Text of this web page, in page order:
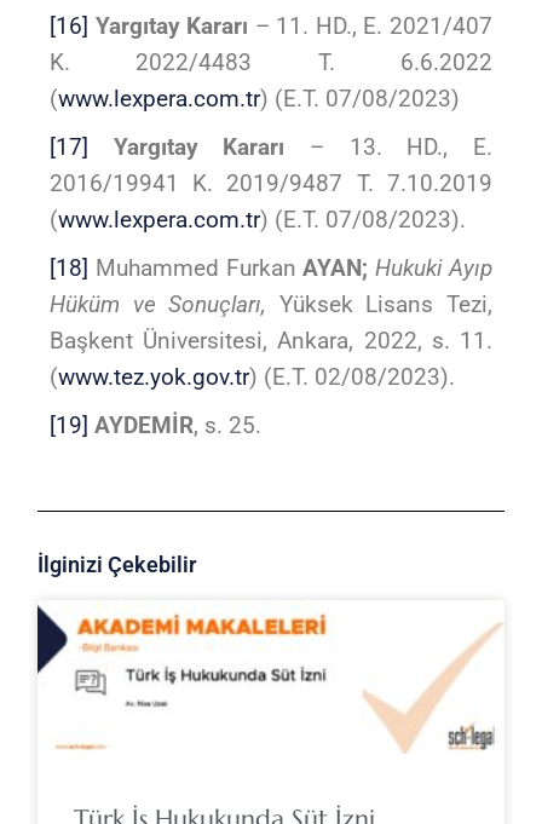
[16] Yargıtay Kararı – 11. HD., E. 2021/407
K. 2022/4483 T. 6.6.2022
(www.lexpera.com.tr) (E.T. 07/08/2023)
[17]
Yargıtay Kararı – 13. HD., E.
2016/19941 K. 2019/9487 T. 7.10.2019
(www.lexpera.com.tr) (E.T. 07/08/2023).
[18] Muhammed Furkan AYAN; Hukuki Ayıp
Hüküm ve Sonuçları, Yüksek Lisans Tezi,
Başkent Üniversitesi, Ankara, 2022, s. 11.
(www.tez.yok.gov.tr) (E.T. 02/08/2023).
[19] AYDEMİR, s. 25.
İlginizi Çekebilir